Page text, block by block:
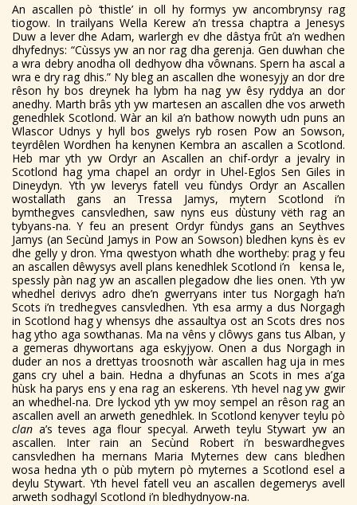
An ascallen pò ‘thistle’ in oll hy formys yw ancombrynsy rag
tiogow. In trailyans Wella Kerew a’n tressa chaptra a Jenesys
Duw a lever dhe Adam, warlergh ev dhe dâstya frût a’n wedhen
dhyfednys: “Cùssys yw an nor rag dha gerenja. Gen duwhan che
a wra debry anodha oll dedhyow dha vôwnans. Spern ha ascal a
wra e dry rag dhis.” Ny bleg an ascallen dhe wonesyjy an dor dre
rêson hy bos dreynek ha lybm ha nag yw êsy ryddya an dor
anedhy. Marth brâs yth yw martesen an ascallen dhe vos arweth
genedhlek Scotlond. Wàr an kil a’n bathow nowyth udn puns an
Wlascor Udnys y hyll bos gwelys ryb rosen Pow an Sowson,
teyrdêlen Wordhen ha kenynen Kembra an ascallen a Scotlond.
Heb mar yth yw Ordyr an Ascallen an chif-ordyr a jevalry in
Scotlond hag yma chapel an ordyr in Uhel-Eglos Sen Giles in
Dineydyn. Yth yw leverys fatell veu fùndys Ordyr an Ascallen
wostallath gans an Tressa Jamys, mytern Scotlond i’n
bymthegves cansvledhen, saw nyns eus dùstuny vëth rag an
tybyans-na. Y feu an present Ordyr fùndys gans an Seythves
Jamys (an Secùnd Jamys in Pow an Sowson) bledhen kyns ès ev
dhe gelly y dron. Yma qwestyon whath dhe wortheby: prag y feu
an ascallen dêwysys avell plans kenedhlek Scotlond i’n kensa le,
spessly pàn nag yw an ascallen plegadow dhe lies onen. Yth yw
whedhel derivys adro dhe’n gwerryans inter tus Norgagh ha’n
Scots i’n tredhegves cansvledhen. Yth esa army a dus Norgagh
in Scotlond hag y whensys dhe assaultya ost an Scots dres nos
hag ytho aga sowthanas. Ma na vêns y clôwys gans tus Alban, y
a gemeras dhywortans aga eskyjyow. Onen a dus Norgagh in
duder an nos a drettyas troosnoth wàr ascallen hag uja in mes
gans cry uhel a bain. Hedna a dhyfunas an Scots in mes a’ga
hùsk ha parys ens y ena rag an eskerens. Yth hevel nag yw gwir
an whedhel-na. Dre lyckod yth yw moy sempel an rêson rag an
ascallen avell an arweth genedhlek. In Scotlond kenyver teylu pò
clan a’s teves aga flour specyal. Arweth teylu Stywart yw an
ascallen. Inter rain an Secùnd Robert i’n beswardhegves
cansvledhen ha mernans Maria Myternes dew cans bledhen
wosa hedna yth o pùb mytern pò myternes a Scotlond esel a
deylu Stywart. Yth hevel fatell veu an ascallen degemerys avell
arweth sodhagyl Scotlond i’n bledhydnyow-na.